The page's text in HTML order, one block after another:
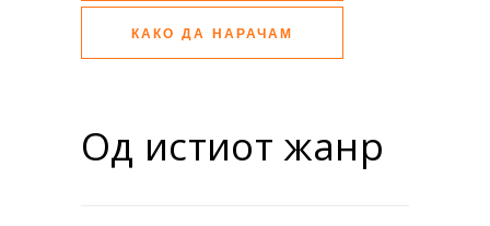
КАКО ДА НАРАЧАМ
Од истиот жанр